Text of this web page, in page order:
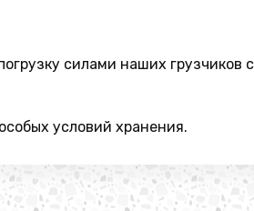
силами наших грузчиков
условий хранения.